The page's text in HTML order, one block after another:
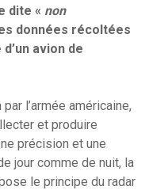
dite « non
données récoltées
avion de
l’armée américaine,
et produire
précision et une
jour comme de nuit, la
le principe du radar